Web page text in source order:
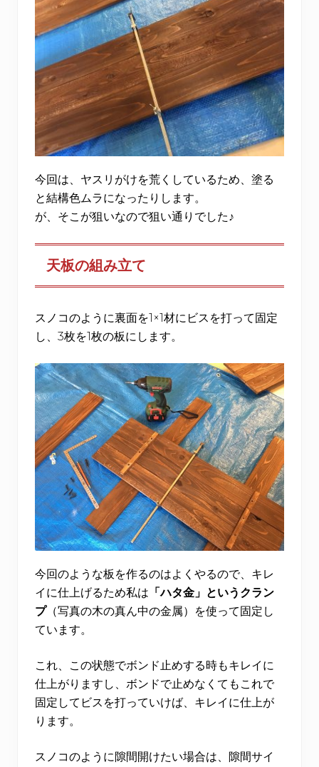
今回は、ヤスリがけを荒くしているため、塗る
と結構色ムラになったりします。
が、そこが狙いなので狙い通りでした♪
天板の組み立て
スノコのように裏面を1×1材にビスを打って固定
し、3枚を1枚の板にします。
今回のような板を作るのはよくやるので、キレ
イに仕上げるため私は 「ハタ金」というクラン
プ（写真の木の真ん中の金属）を使って固定し
ています。
これ、この状態でボンド止めする時もキレイに
仕上がりますし、ボンドで止めなくてもこれで
固定してビスを打っていけば、キレイに仕上が
ります。
スノコのように隙間開けたい場合は、隙間サイ